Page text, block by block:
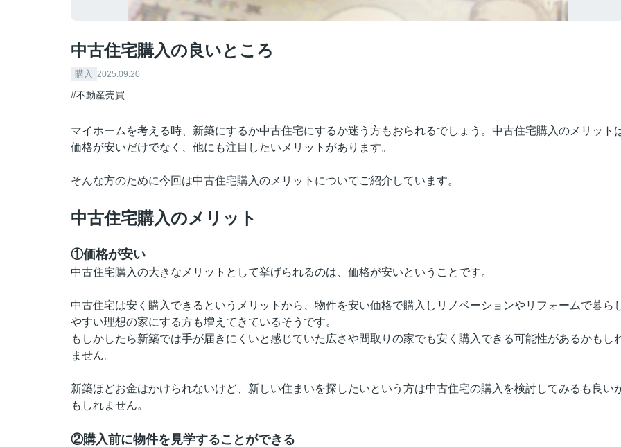
中古住宅購入の良いところ
購入 2025.09.20
#不動産売買
マイホームを考える時、新築にするか中古住宅にするか迷う方もおられるでしょう。中古住宅購入のメリット
価格が安いだけでなく、他にも注目したいメリットがあります。
そんな方のために今回は中古住宅購入のメリットについてご紹介しています。
中古住宅購入のメリット
①価格が安い
中古住宅購入の大きなメリットとして挙げられるのは、価格が安いということです。
中古住宅は安く購入できるというメリットから、物件を安い価格で購入しリノベーションやリフォームで暮ら
やすい理想の家にする方も増えてきているそうです。
もしかしたら新築では手が届きにくいと感じていた広さや間取りの家でも安く購入できる可能性があるかもし
ません。
新築ほどお金はかけられないけど、新しい住まいを探したいという方は中古住宅の購入を検討してみるも良い
もしれません。
②購入前に物件を見学することができる